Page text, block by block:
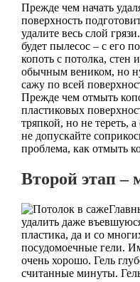
Прежде чем начать
поверхность
удалите весь слой
будет пылесос – с его
копоть с потолка, стен
обычным веником, но
сажу по всей
Прежде чем отмыть
пластиковых
тряпкой, но не тереть,
не допускайте
проблема, как отмыть
Второй этап –
удалить даже
пластика, да и со
посудомоечные гели.
очень хорошо. Гель
считанные минуты.